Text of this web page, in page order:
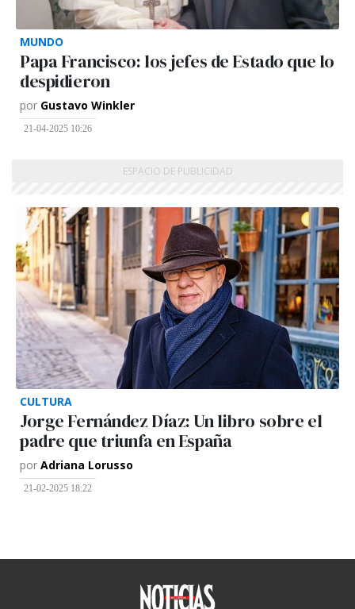
MUNDO
Papa Francisco: los jefes de Estado que lo
despidieron
por Gustavo Winkler
21-04-2025 10:26
CULTURA
Jorge Fernández Díaz: Un libro sobre el
padre que triunfa en España
por Adriana Lorusso
21-02-2025 18:22